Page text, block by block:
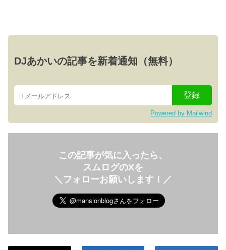
DJあかいの記事を新着通知（無料）
Powered by Mailwind
この記事が気に入ったら、
スムログのXを
＼フォローお願いします！／